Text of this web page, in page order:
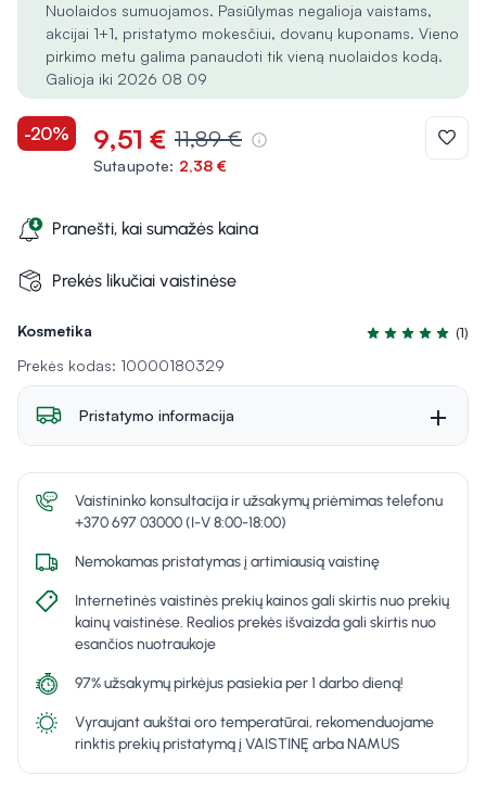
Kosmetika
Įvertinimas 5.0
(1)
Prekės kodas: 10000180329
Nuolaidos sumuojamos. Pasiūlymas negalioja vaistams,
akcijai 1+1, pristatymo mokesčiui, dovanų kuponams. Vieno
pirkimo metu galima panaudoti tik vieną nuolaidos kodą.
Galioja iki 2026 08 09
-20% 9,51 € 11,89 €
Sutaupote: 2,38 €
Pranešti, kai sumažės kaina
Prekės likučiai vaistinėse
Pristatymo informacija
Vaistininko konsultacija ir užsakymų priėmimas telefonu
+370 697 03000 (I-V 8:00-18:00)
Nemokamas pristatymas į artimiausią vaistinę
Internetinės vaistinės prekių kainos gali skirtis nuo prekių
kainų vaistinėse. Realios prekės išvaizda gali skirtis nuo
esančios nuotraukoje
97% užsakymų pirkėjus pasiekia per 1 darbo dieną!
Vyraujant aukštai oro temperatūrai, rekomenduojame
rinktis prekių pristatymą į VAISTINĘ arba NAMUS